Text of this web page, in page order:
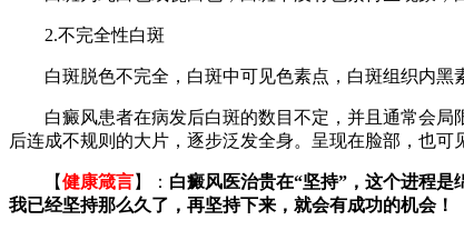
2.不完全性白斑
白斑脱色不完全，白斑中可见色素点，白斑组织内黑
白癜风患者在病发后白斑的数目不定，并且通常会局
后连成不规则的大片，逐步泛发全身。呈现在脸部，也
【健康箴言】： 白癜风医治贵在“坚持”，这个进程
我已经坚持那么久了，再坚持下来，就会有成功的机会！